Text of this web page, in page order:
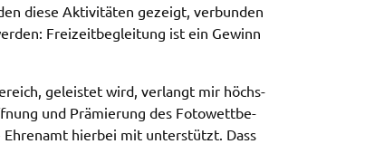
diese Akti­vi­tä­ten gezeigt, verbun­den
Frei­zeit­be­glei­tung ist ein Gewinn
geleis­tet wird, verlangt mir höchs­
und Prämie­rung des Foto­wett­be­
Ehren­amt hier­bei mit unter­stützt. Dass